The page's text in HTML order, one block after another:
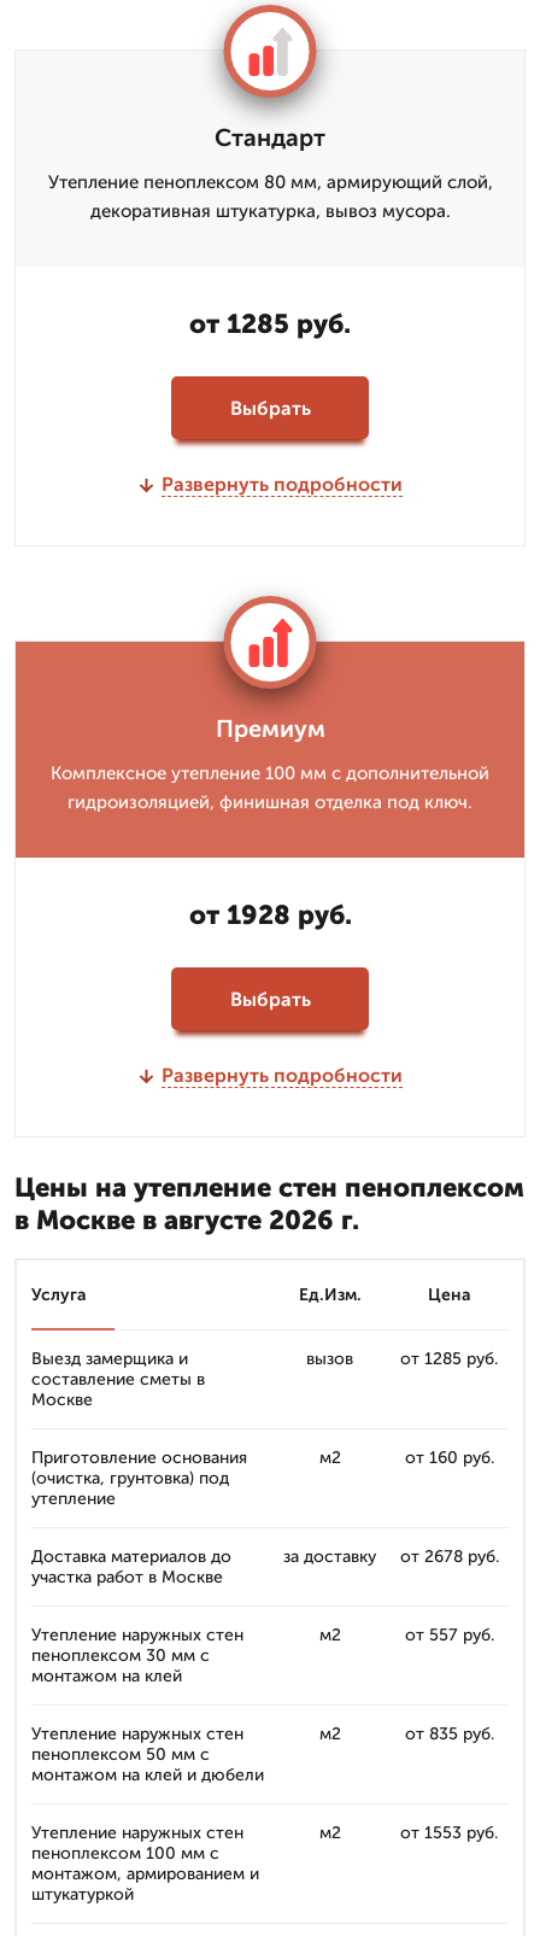
Стандарт
Утепление пеноплексом 80 мм, армирующий слой,
декоративная штукатурка, вывоз мусора.
от 1285 руб.
Выбрать
Развернуть подробности
Премиум
Комплексное утепление 100 мм с дополнительной
гидроизоляцией, финишная отделка под ключ.
от 1928 руб.
Выбрать
Развернуть подробности
Цены на утепление стен пеноплексом
в Москве в августе 2026 г.
Услуга Ед.Изм. Цена
Выезд замерщика и
составление сметы в
Москве
вызов от 1285 руб.
Приготовление основания
(очистка, грунтовка) под
утепление
м2 от 160 руб.
Доставка материалов до
участка работ в Москве
за доставку от 2678 руб.
Утепление наружных стен
пеноплексом 30 мм с
монтажом на клей
м2 от 557 руб.
Утепление наружных стен
пеноплексом 50 мм с
монтажом на клей и дюбели
м2 от 835 руб.
Утепление наружных стен
пеноплексом 100 мм с
монтажом, армированием и
штукатуркой
м2 от 1553 руб.